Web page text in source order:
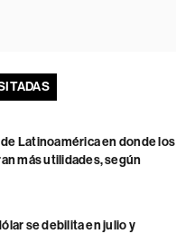
Latinoamérica en donde los
más utilidades, según
se debilita en julio y